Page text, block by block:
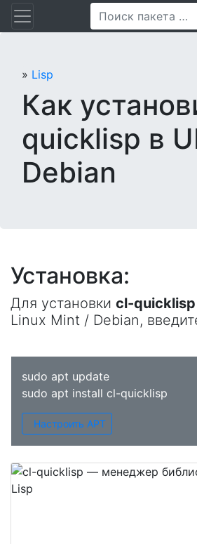
Перейти
» Lisp
Как
quicklisp в
Debian
Установка:
Для установки cl-quicklisp
Linux Mint / Debian,
sudo apt update
sudo apt install cl-quicklisp
Настроить APT